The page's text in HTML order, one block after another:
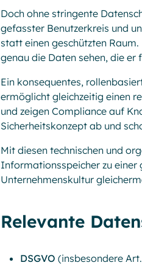
Doch ohne stringente
gefasster Benutzerkreis und
statt einen geschützten
genau die Daten sehen, die
Ein konsequentes,
ermöglicht gleichzeitig einen
und zeigen Compliance auf
Sicherheitskonzept ab und
Mit diesen technischen und
Informationsspeicher zu
Unternehmenskultur
Relevante
DSGVO (insbesondere Art.